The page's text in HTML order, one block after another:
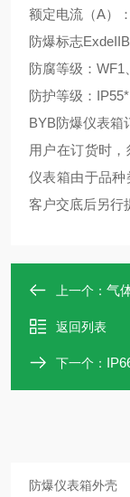
额定电流（A）
防爆标志
防腐等级：WF1
防护等级：
BYB防爆仪表箱
用户在订货时
仪表箱由于品
客户交底后另行
上一个： 气
返回列表
下一个：